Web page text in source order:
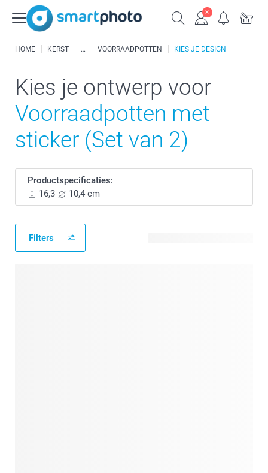
HOME KERST VOORRAADPOTTEN KIES JE DESIGN
Kies je ontwerp voor
Voorraadpotten met
sticker (Set van 2)
Productspecificaties:
16,3
10,4 cm
Filters